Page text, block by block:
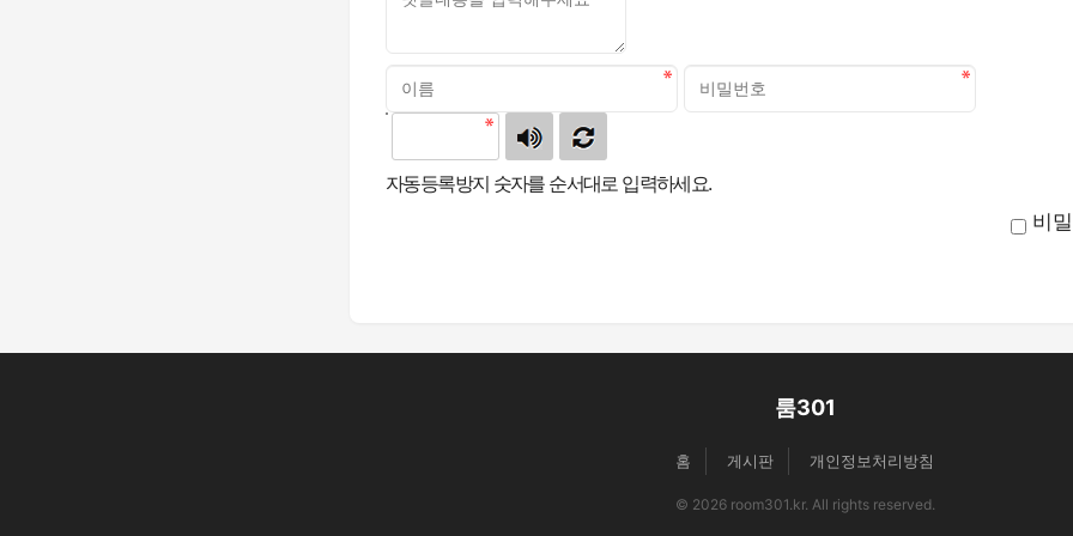
자동등록방지 숫자를 순서대로 입력하세요.
비
룸301
홈 게시판 개인정보처리방침
© 2026 room301.kr. All rights reserved.